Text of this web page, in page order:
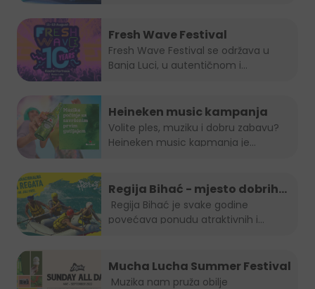
Fresh Wave Festival
Fresh Wave Festival se održava u
Banja Luci, u autentičnom i...
Heineken music kampanja
Volite ples, muziku i dobru zabavu?
Heineken music kapmanja je...
Regija Bihać - mjesto dobrih
evenata
povećava ponudu atraktivnih i...
Mucha Lucha Summer Festival